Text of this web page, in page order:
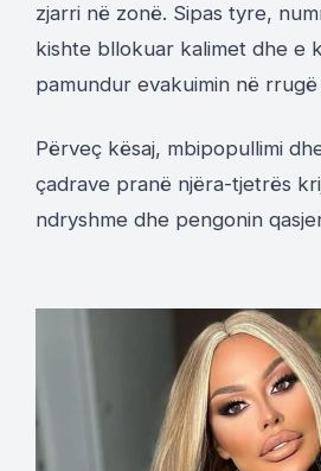
zjarri në zonë. Sipas tyre,
kishte bllokuar kalimet dhe e
pamundur evakuimin në
Përveç kësaj, mbipopullimi
çadrave pranë njëra-tjetrës
ndryshme dhe pengonin